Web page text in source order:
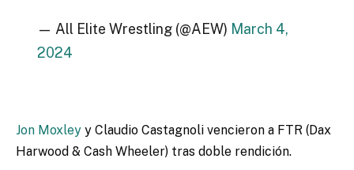
— All Elite Wrestling (@AEW) March 4,
2024
Jon Moxley y Claudio Castagnoli vencieron a FTR (Dax
Harwood & Cash Wheeler) tras doble rendición.